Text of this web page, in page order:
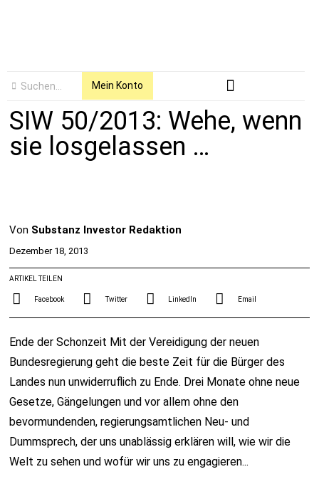
Mein Konto
SIW 50/2013: Wehe, wenn
sie losgelassen …
Von Substanz Investor Redaktion
Dezember 18, 2013
ARTIKEL TEILEN
Facebook Twitter LinkedIn Email
Ende der Schonzeit Mit der Vereidigung der neuen
Bundesregierung geht die beste Zeit für die Bürger des
Landes nun unwiderruflich zu Ende. Drei Monate ohne neue
Gesetze, Gängelungen und vor allem ohne den
bevormundenden, regierungsamtlichen Neu- und
Dummsprech, der uns unablässig erklären will, wie wir die
Welt zu sehen und wofür wir uns zu engagieren...